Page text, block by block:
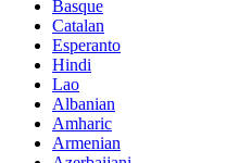
Basque
Catalan
Esperanto
Hindi
Lao
Albanian
Amharic
Armenian